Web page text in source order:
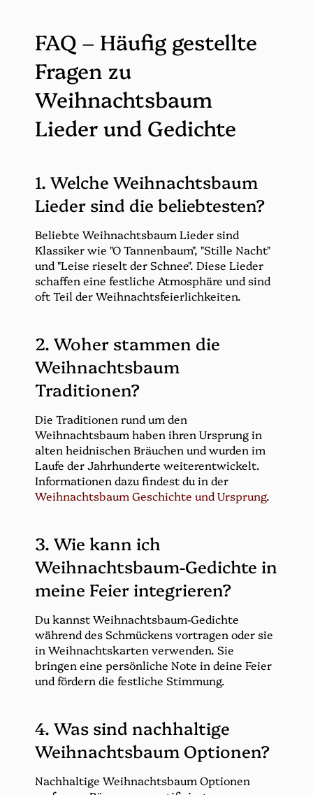
FAQ – Häufig gestellte
Fragen zu
Weihnachtsbaum
Lieder und Gedichte
1. Welche Weihnachtsbaum
Lieder sind die beliebtesten?
Beliebte Weihnachtsbaum Lieder sind
Klassiker wie "O Tannenbaum", "Stille Nacht"
und "Leise rieselt der Schnee". Diese Lieder
schaffen eine festliche Atmosphäre und sind
oft Teil der Weihnachtsfeierlichkeiten.
2. Woher stammen die
Weihnachtsbaum
Traditionen?
Die Traditionen rund um den
Weihnachtsbaum haben ihren Ursprung in
alten heidnischen Bräuchen und wurden im
Laufe der Jahrhunderte weiterentwickelt.
Informationen dazu findest du in der
Weihnachtsbaum Geschichte und Ursprung.
3. Wie kann ich
Weihnachtsbaum-Gedichte in
meine Feier integrieren?
Du kannst Weihnachtsbaum-Gedichte
während des Schmückens vortragen oder sie
in Weihnachtskarten verwenden. Sie
bringen eine persönliche Note in deine Feier
und fördern die festliche Stimmung.
4. Was sind nachhaltige
Weihnachtsbaum Optionen?
Nachhaltige Weihnachtsbaum Optionen